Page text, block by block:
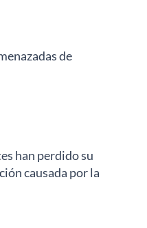
de
han perdido su
causada por la